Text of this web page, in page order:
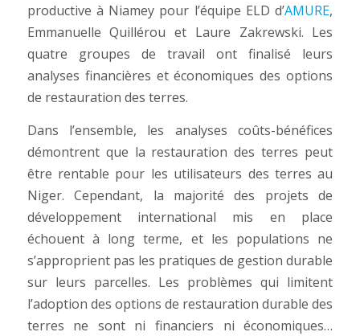
productive à Niamey pour l’équipe ELD d’AMURE,
Emmanuelle Quillérou et Laure Zakrewski. Les
quatre groupes de travail ont finalisé leurs
analyses financières et économiques des options
de restauration des terres.
Dans l’ensemble, les analyses coûts-bénéfices
démontrent que la restauration des terres peut
être rentable pour les utilisateurs des terres au
Niger. Cependant, la majorité des projets de
développement international mis en place
échouent à long terme, et les populations ne
s’approprient pas les pratiques de gestion durable
sur leurs parcelles. Les problèmes qui limitent
l’adoption des options de restauration durable des
terres ne sont ni financiers ni économiques…